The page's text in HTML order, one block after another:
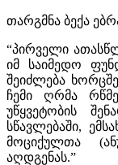
თარგმნა ბექა
“პირველი
იმ საიმედო
შეიძლება
ჩემი ღრმა
უწყვეტობის
სწავლებაში,
მოციქულთა
აღდგენას.”